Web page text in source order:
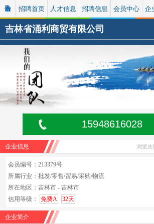
招聘首页 人才信息 招聘信息 会员中心 企
吉林省涌利商贸有限公司
15948616028
浏览次
企业信息
会员编号：213379号
所属行业：批发/零售/贸易/采购/物流
所在地区：吉林市 - 吉林市
信用等级：
免费A 32天
企业简介